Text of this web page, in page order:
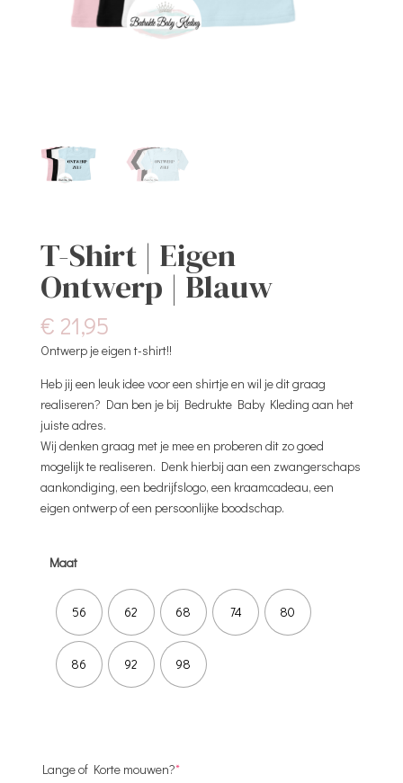
T-Shirt | Eigen
Ontwerp | Blauw
€ 21,95
Ontwerp je eigen t-shirt!!
Heb jij een leuk idee voor een shirtje en wil je dit graag
realiseren? Dan ben je bij Bedrukte Baby Kleding aan het
juiste adres.
Wij denken graag met je mee en proberen dit zo goed
mogelijk te realiseren. Denk hierbij aan een zwangerschaps
aankondiging, een bedrijfslogo, een kraamcadeau, een
eigen ontwerp of een persoonlijke boodschap.
Maat
56 62 68 74 80
86 92 98
Lange of Korte mouwen?*(required)